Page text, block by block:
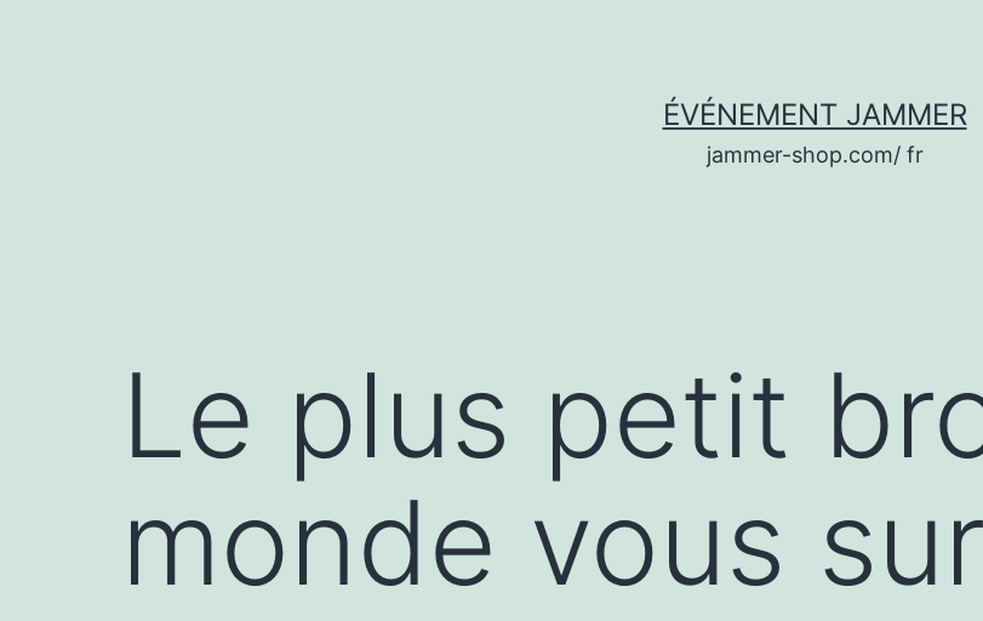
ÉVÉNEMENT JAMMER
jammer-shop.com/ fr
Le plus petit
monde vous